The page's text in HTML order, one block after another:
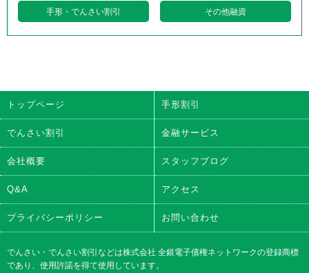
手形・でんさい割引 その他融資
トップページ 手形割引
でんさい割引 金融サービス
会社概要 スタッフブログ
Q&A アクセス
プライバシーポリシー お問い合わせ
でんさい・でんさい割引などは株式会社 全銀電子債権ネットワークの登録商標
であり、使用許諾を得て使用しています。